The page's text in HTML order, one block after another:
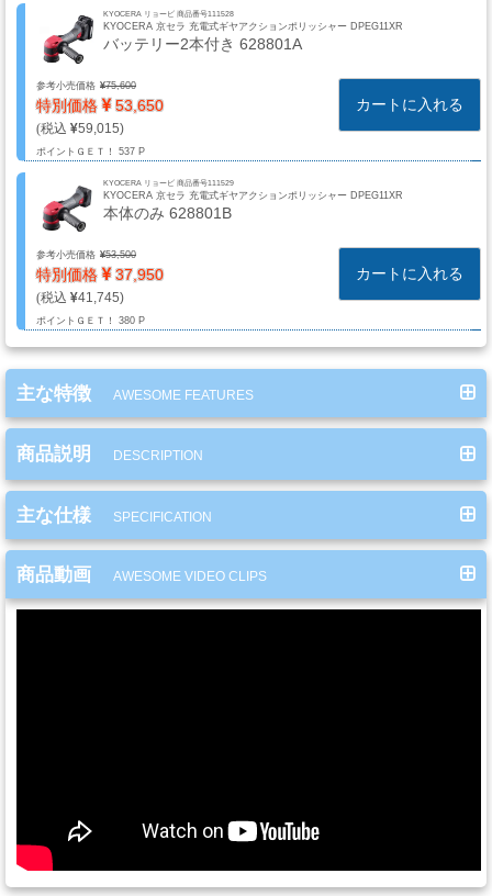
ク
ラ
シ
Mack
Brush
ス
プ
レ
ー
ガ
ン
ア
ブ
ラ
ー・
KYOCERA リョービ 商品番号111528
KYOCERA 京セラ 充電式ギヤアクションポリッシャー DPEG11XR
バッテリー2本付き 628801A
参考小売価格 75,600
特別価格 53,650
59,015
ポイントＧＥＴ！ 537 P
カートに入れる
KYOCERA リョービ 商品番号111529
KYOCERA 京セラ 充電式ギヤアクションポリッシャー DPEG11XR
本体のみ 628801B
参考小売価格 53,500
特別価格 37,950
41,745
ポイントＧＥＴ！ 380 P
カートに入れる
主な特徴 AWESOME FEATURES
商品説明 DESCRIPTION
主な仕様 SPECIFICATION
商品動画 AWESOME VIDEO CLIPS